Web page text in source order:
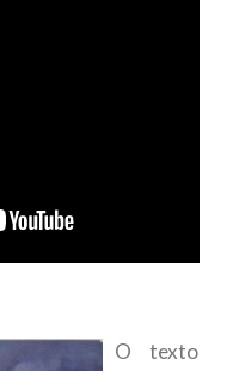
O texto